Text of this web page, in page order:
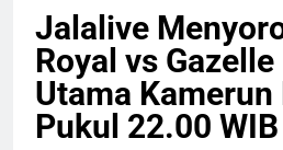
Jalalive
Royal vs
Utama
Pukul 22.00 WIB